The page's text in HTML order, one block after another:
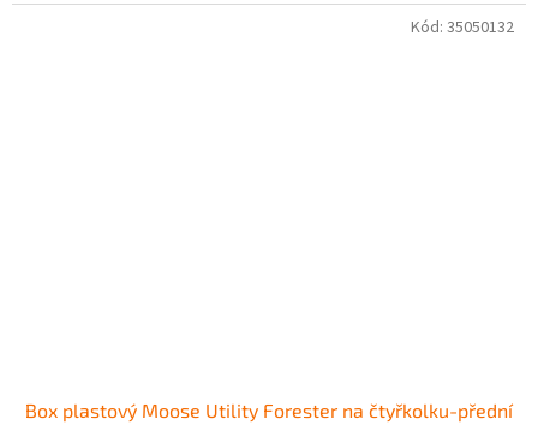
Box plastový Moose Utility Forester na čtyřkolku-přední
Kód: 35050132